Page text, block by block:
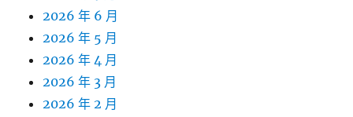
2026 年 6 月
2026 年 5 月
2026 年 4 月
2026 年 3 月
2026 年 2 月